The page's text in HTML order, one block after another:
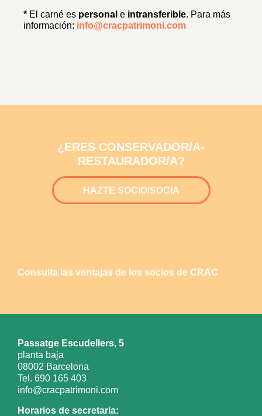
* El carné es personal e intransferible. Para más
información: info@cracpatrimoni.com
¿ERES CONSERVADOR/A-
RESTAURADOR/A?
HAZTE SOCIO/SOCIA
Consulta las ventajas de los socios de CRAC
Passatge Escudellers, 5
planta baja
08002 Barcelona
Tel. 690 165 403
info@cracpatrimoni.com
Horarios de secretaria: